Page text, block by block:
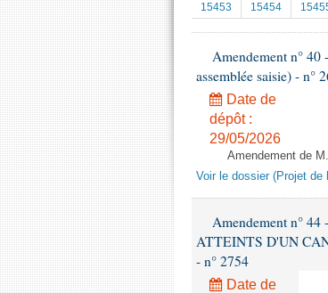
15453
15454
Amendement n°
assemblée saisie) - n°
Date de
dépôt :
29/05/2026
Amendement de
Voir le dossier (Projet de
Amendement n°
ATTEINTS D'UN
- n° 2754
Date de